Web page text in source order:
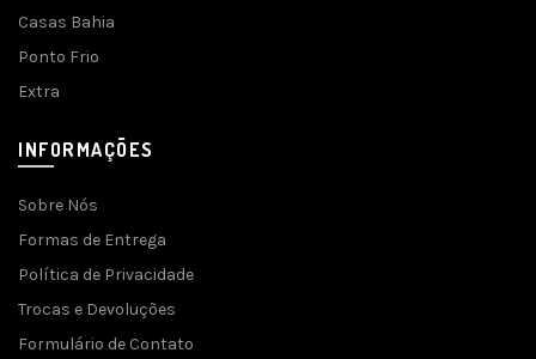
Casas Bahia
Ponto Frio
Extra
INFORMAÇÕES
Sobre Nós
Formas de Entrega
Política de Privacidade
Trocas e Devoluções
Formulário de Contato